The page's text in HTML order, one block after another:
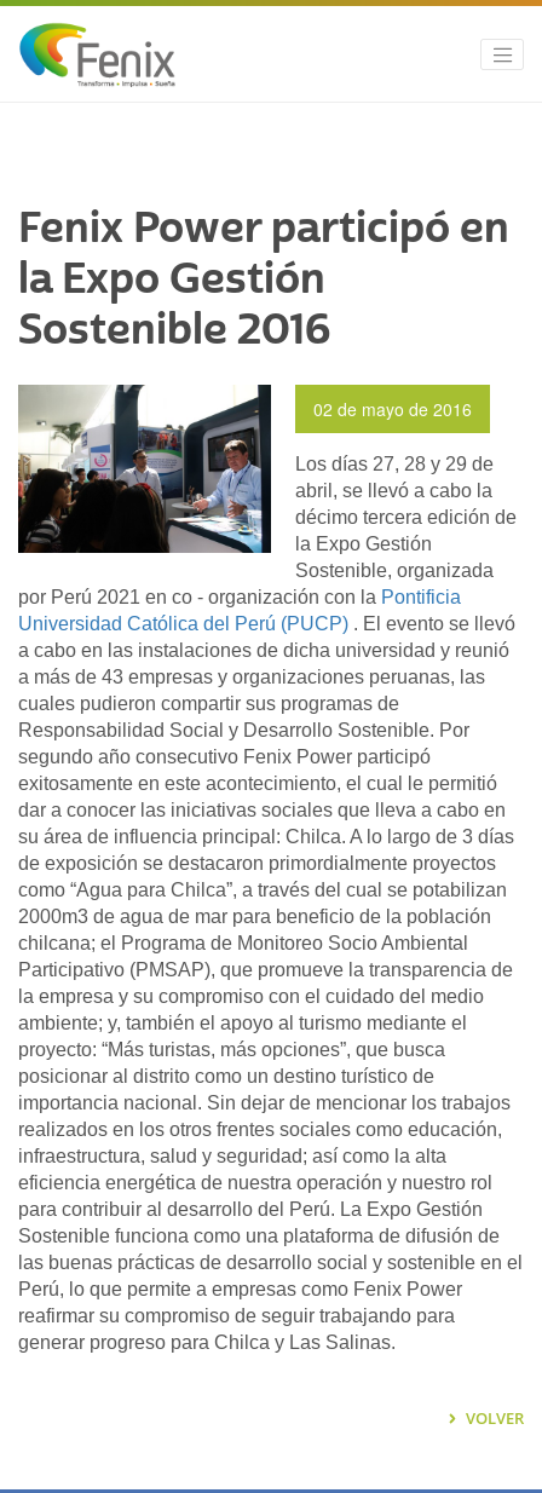
Fenix Power participó en
la Expo Gestión
Sostenible 2016
02 de mayo de 2016
Los días 27, 28 y 29 de
abril, se llevó a cabo la
décimo tercera edición de
la Expo Gestión
Sostenible, organizada
por Perú 2021 en co - organización con la Pontificia
Universidad Católica del Perú (PUCP) . El evento se llevó
a cabo en las instalaciones de dicha universidad y reunió
a más de 43 empresas y organizaciones peruanas, las
cuales pudieron compartir sus programas de
Responsabilidad Social y Desarrollo Sostenible. Por
segundo año consecutivo Fenix Power participó
exitosamente en este acontecimiento, el cual le permitió
dar a conocer las iniciativas sociales que lleva a cabo en
su área de influencia principal: Chilca. A lo largo de 3 días
de exposición se destacaron primordialmente proyectos
como “Agua para Chilca”, a través del cual se potabilizan
2000m3 de agua de mar para beneficio de la población
chilcana; el Programa de Monitoreo Socio Ambiental
Participativo (PMSAP), que promueve la transparencia de
la empresa y su compromiso con el cuidado del medio
ambiente; y, también el apoyo al turismo mediante el
proyecto: “Más turistas, más opciones”, que busca
posicionar al distrito como un destino turístico de
importancia nacional. Sin dejar de mencionar los trabajos
realizados en los otros frentes sociales como educación,
infraestructura, salud y seguridad; así como la alta
eficiencia energética de nuestra operación y nuestro rol
para contribuir al desarrollo del Perú. La Expo Gestión
Sostenible funciona como una plataforma de difusión de
las buenas prácticas de desarrollo social y sostenible en el
Perú, lo que permite a empresas como Fenix Power
reafirmar su compromiso de seguir trabajando para
generar progreso para Chilca y Las Salinas.
VOLVER